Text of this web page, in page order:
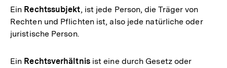
Ein Rechtssubjekt, ist jede Person, die Träger von
Rechten und Pflichten ist, also jede natürliche oder
juristische Person.
Ein Rechtsverhältnisist eine durch Gesetz oder